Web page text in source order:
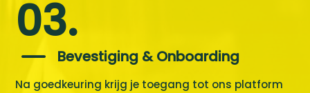
03.
K Bevestiging & Onboarding
Na goedkeuring krijg je toegang tot ons platform